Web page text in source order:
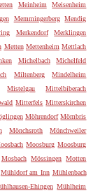
Meinheim
Meisenheim
Memmingerberg
Mendig
Merkendorf
Merklingen
Metten Mettenheim Mettlach
Michelbach
Michelfeld
Miltenberg
Mindelheim
Mistelgau
Mittelbiberach
Mitterfels Mitterskirchen
Möhrendorf Mömbris
Mönchsroth
Mönchweiler
Moosburg Moosburg
Mosbach Mössingen Motten
Mühldorf am Inn Mühlenbach
Ehingen Mühlheim